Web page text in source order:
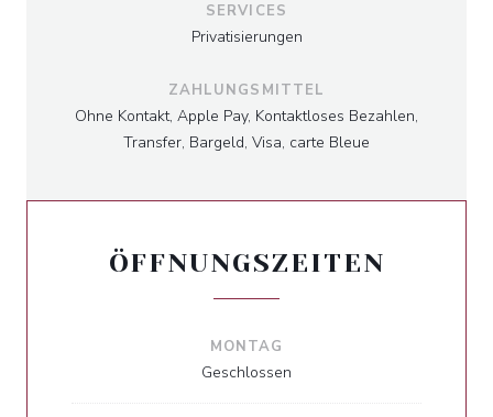
SERVICES
Privatisierungen
ZAHLUNGSMITTEL
Ohne Kontakt, Apple Pay, Kontaktloses Bezahlen,
Transfer, Bargeld, Visa, carte Bleue
ÖFFNUNGSZEITEN
MONTAG
Geschlossen